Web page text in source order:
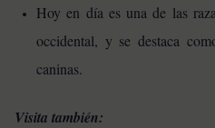
Hoy en día es una de las
occidental, y se destaca
caninas.
Visita también: